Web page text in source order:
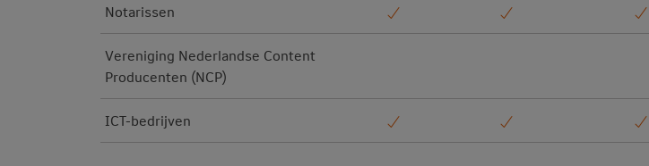
Notarissen
Vereniging Nederlandse Content
Producenten (NCP)
ICT-bedrijven